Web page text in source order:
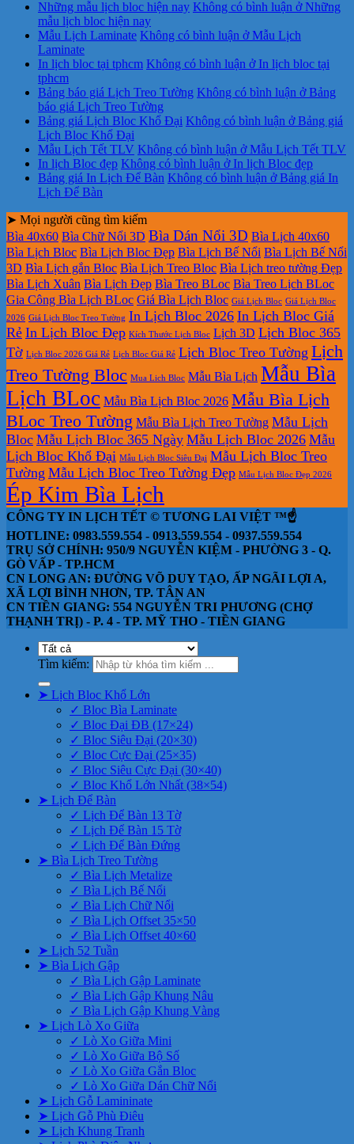
Những mẫu lịch bloc hiện nay Không có bình luận ở Những
mẫu lịch bloc hiện nay
Mẫu Lịch Laminate Không có bình luận ở Mẫu Lịch
Laminate
In lịch bloc tại tphcm Không có bình luận ở In lịch bloc tại
tphcm
Bảng báo giá Lịch Treo Tường Không có bình luận ở Bảng
báo giá Lịch Treo Tường
Bảng giá Lịch Bloc Khổ Đại Không có bình luận ở Bảng giá
Lịch Bloc Khổ Đại
Mẫu Lịch Tết TLV Không có bình luận ở Mẫu Lịch Tết TLV
In lịch Bloc đẹp Không có bình luận ở In lịch Bloc đẹp
Bảng giá In Lịch Để Bàn Không có bình luận ở Bảng giá In
Lịch Để Bàn
➤ Mọi người cũng tìm kiếm
Bìa 40x60 Bìa Chữ Nổi 3D Bìa Dán Nổi 3D Bìa Lịch 40x60
Bìa Lịch Bloc Bìa Lịch Bloc Đẹp Bìa Lịch Bế Nổi Bìa Lịch Bế Nổi
3D Bìa Lịch gắn Bloc Bìa Lịch Treo Bloc Bìa Lịch treo tường Đẹp
Bìa Lịch Xuân Bìa Lịch Đẹp Bìa Treo BLoc Bìa Treo Lịch BLoc
Gia Công Bìa Lịch BLoc Giá Bìa Lịch Bloc Giá Lịch Bloc Giá Lịch Bloc
2026 Giá Lịch Bloc Treo Tường In Lịch Bloc 2026 In Lịch Bloc Giá
Rẻ In Lịch Bloc Đẹp Kích Thước Lịch Bloc Lịch 3D Lịch Bloc 365
Tờ Lịch Bloc 2026 Giá Rẻ Lịch Bloc Giá Rẻ Lịch Bloc Treo Tường Lịch
Treo Tường Bloc Mua Lich Bloc Mẫu Bìa Lịch Mẫu Bìa
Lịch BLoc Mẫu Bìa Lịch Bloc 2026 Mẫu Bìa Lịch
BLoc Treo Tường Mẫu Bìa Lịch Treo Tường Mẫu Lịch
Bloc Mẫu Lịch Bloc 365 Ngày Mẫu Lịch Bloc 2026 Mẫu
Lịch Bloc Khổ Đại Mẫu Lịch Bloc Siêu Đại Mẫu Lịch Bloc Treo
Tường Mẫu Lịch Bloc Treo Tường Đẹp Mẫu Lịch Bloc Đẹp 2026
Ép Kim Bìa Lịch
CÔNG TY IN LỊCH TẾT © TƯƠNG LAI VIỆT ™☝️
HOTLINE: 0983.559.554 - 0913.559.554 - 0937.559.554
TRỤ SỞ CHÍNH: 950/9 NGUYỄN KIỆM - PHƯỜNG 3 - Q.
GÒ VẤP - TP.HCM
CN LONG AN: ĐƯỜNG VÕ DUY TẠO, ẤP NGÃI LỢI A,
XÃ LỢI BÌNH NHƠN, TP. TÂN AN
CN TIỀN GIANG: 554 NGUYỄN TRI PHƯƠNG (CHỢ
THẠNH TRỊ) - P. 4 - TP. MỸ THO - TIỀN GIANG
Tìm kiếm:
➤ Lịch Bloc Khổ Lớn
✓ Bloc Bìa Laminate
✓ Bloc Đại ĐB (17×24)
✓ Bloc Siêu Đại (20×30)
✓ Bloc Cực Đại (25×35)
✓ Bloc Siêu Cực Đại (30×40)
✓ Bloc Khổ Lớn Nhất (38×54)
➤ Lịch Để Bàn
✓ Lịch Để Bàn 13 Tờ
✓ Lịch Để Bàn 15 Tờ
✓ Lịch Để Bàn Đứng
➤ Bìa Lịch Treo Tường
✓ Bìa Lịch Metalize
✓ Bìa Lịch Bế Nổi
✓ Bìa Lịch Chữ Nổi
✓ Bìa Lịch Offset 35×50
✓ Bìa Lịch Offset 40×60
➤ Lịch 52 Tuần
➤ Bìa Lịch Gập
✓ Bìa Lịch Gập Laminate
✓ Bìa Lịch Gập Khung Nâu
✓ Bìa Lịch Gập Khung Vàng
➤ Lịch Lò Xo Giữa
✓ Lò Xo Giữa Mini
✓ Lò Xo Giữa Bộ Số
✓ Lò Xo Giữa Gắn Bloc
✓ Lò Xo Giữa Dán Chữ Nổi
➤ Lịch Gỗ Lamininate
➤ Lịch Gỗ Phù Điêu
➤ Lịch Khung Tranh